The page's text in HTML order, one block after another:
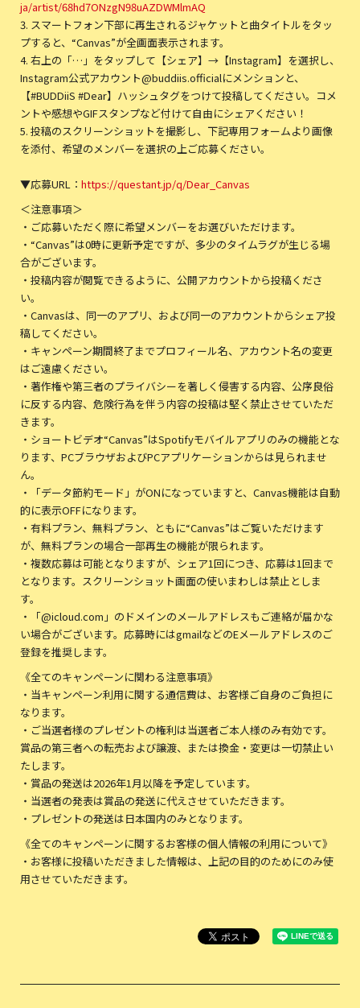
ja/artist/68hd7ONzgN98uAZDWMlmAQ
3. スマートフォン下部に再生されるジャケットと曲タイトルをタッ
プすると、“Canvas”が全画面表示されます。
4. 右上の「…」をタップして【シェア】→【Instagram】を選択し、
Instagram公式アカウント@buddiis.officialにメンションと、
【#BUDDiiS #Dear】ハッシュタグをつけて投稿してください。コメ
ントや感想やGIFスタンプなど付けて自由にシェアください！
5. 投稿のスクリーンショットを撮影し、下記専用フォームより画像
を添付、希望のメンバーを選択の上ご応募ください。
▼応募URL： https://questant.jp/q/Dear_Canvas
＜注意事項＞
・ご応募いただく際に希望メンバーをお選びいただけます。
・“Canvas”は0時に更新予定ですが、多少のタイムラグが生じる場
合がございます。
・投稿内容が閲覧できるように、公開アカウントから投稿くださ
い。
・Canvasは、同一のアプリ、および同一のアカウントからシェア投
稿してください。
・キャンペーン期間終了までプロフィール名、アカウント名の変更
はご遠慮ください。
・著作権や第三者のプライバシーを著しく侵害する内容、公序良俗
に反する内容、危険行為を伴う内容の投稿は堅く禁止させていただ
きます。
・ショートビデオ“Canvas”はSpotifyモバイルアプリのみの機能とな
ります、PCブラウザおよびPCアプリケーションからは見られませ
ん。
・「データ節約モード」がONになっていますと、Canvas機能は自動
的に表示OFFになります。
・有料プラン、無料プラン、ともに“Canvas”はご覧いただけます
が、無料プランの場合一部再生の機能が限られます。
・複数応募は可能となりますが、シェア1回につき、応募は1回まで
となります。スクリーンショット画面の使いまわしは禁止としま
す。
・「@icloud.com」のドメインのメールアドレスもご連絡が届かな
い場合がございます。応募時にはgmailなどのEメールアドレスのご
登録を推奨します。
《全てのキャンペーンに関わる注意事項》
・当キャンペーン利用に関する通信費は、お客様ご自身のご負担に
なります。
・ご当選者様のプレゼントの権利は当選者ご本人様のみ有効です。
賞品の第三者への転売および譲渡、または換金・変更は一切禁止い
たします。
・賞品の発送は2026年1月以降を予定しています。
・当選者の発表は賞品の発送に代えさせていただきます。
・プレゼントの発送は日本国内のみとなります。
《全てのキャンペーンに関するお客様の個人情報の利用について》
・お客様に投稿いただきました情報は、上記の目的のためにのみ使
用させていただきます。